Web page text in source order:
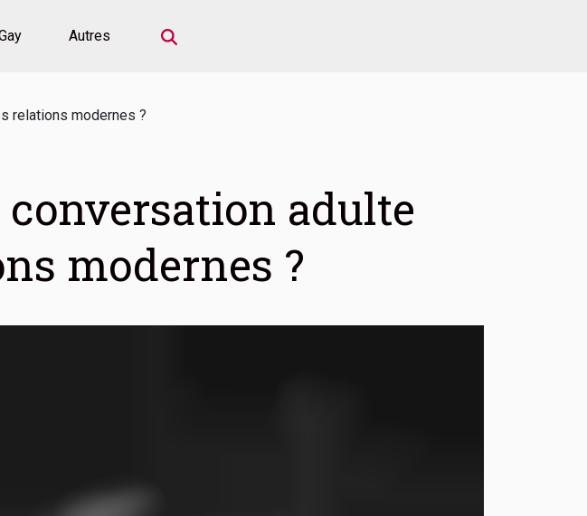
Autres
relations modernes ?
adulte
modernes ?